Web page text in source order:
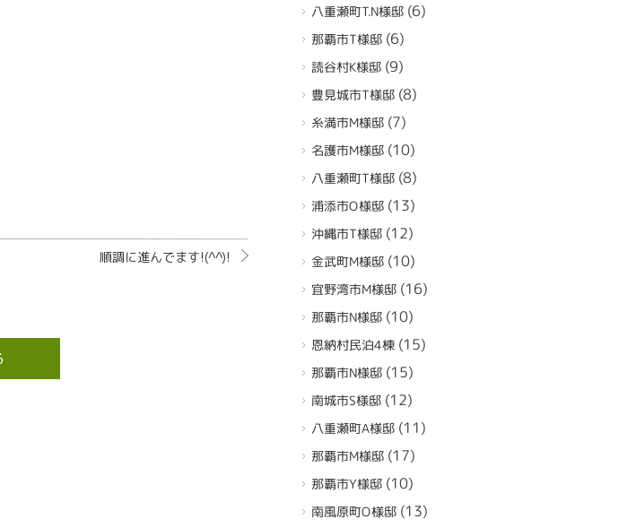
順調に進んでます!(^^)!
八重瀬町T.N様邸(6)
那覇市T様邸(6)
読谷村K様邸(9)
豊見城市T様邸(8)
糸満市M様邸(7)
名護市M様邸(10)
八重瀬町T様邸(8)
浦添市O様邸(13)
沖縄市T様邸(12)
金武町M様邸(10)
宜野湾市M様邸(16)
那覇市N様邸(10)
恩納村民泊4棟(15)
那覇市N様邸(15)
南城市S様邸(12)
八重瀬町A様邸(11)
那覇市M様邸(17)
那覇市Y様邸(10)
南風原町O様邸(13)